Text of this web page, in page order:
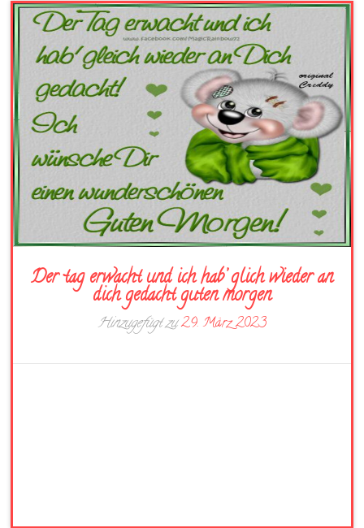
Der tag erwacht und ich hab’ glich wieder an
dich gedacht guten morgen
Hinzugefügt zu29. März 2023